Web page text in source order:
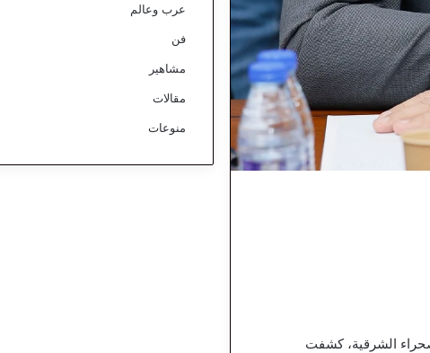
الشرقية، كشفت
عرب وعالم
فن
مشاهير
مقالات
منوعات